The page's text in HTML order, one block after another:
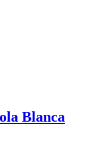
Blanca